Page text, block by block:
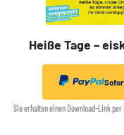
Heiße Tage –
Sie erhalten einen Download-Link